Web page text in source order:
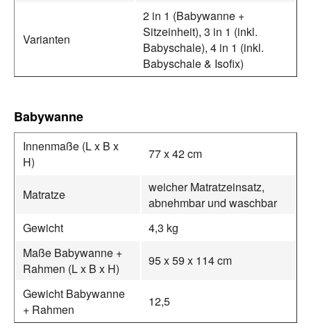
Varianten
2 in 1 (Babywanne +
Sitzeinheit), 3 in 1 (inkl.
Babyschale), 4 in 1 (inkl.
Babyschale & Isofix)
Babywanne
Innenmaße (L x B x
H)
77 x 42 cm
Matratze
weicher Matratzeinsatz,
abnehmbar und waschbar
Gewicht
4,3 kg
Maße Babywanne +
Rahmen (L x B x H)
95 x 59 x 114 cm
Gewicht Babywanne
+ Rahmen
12,5